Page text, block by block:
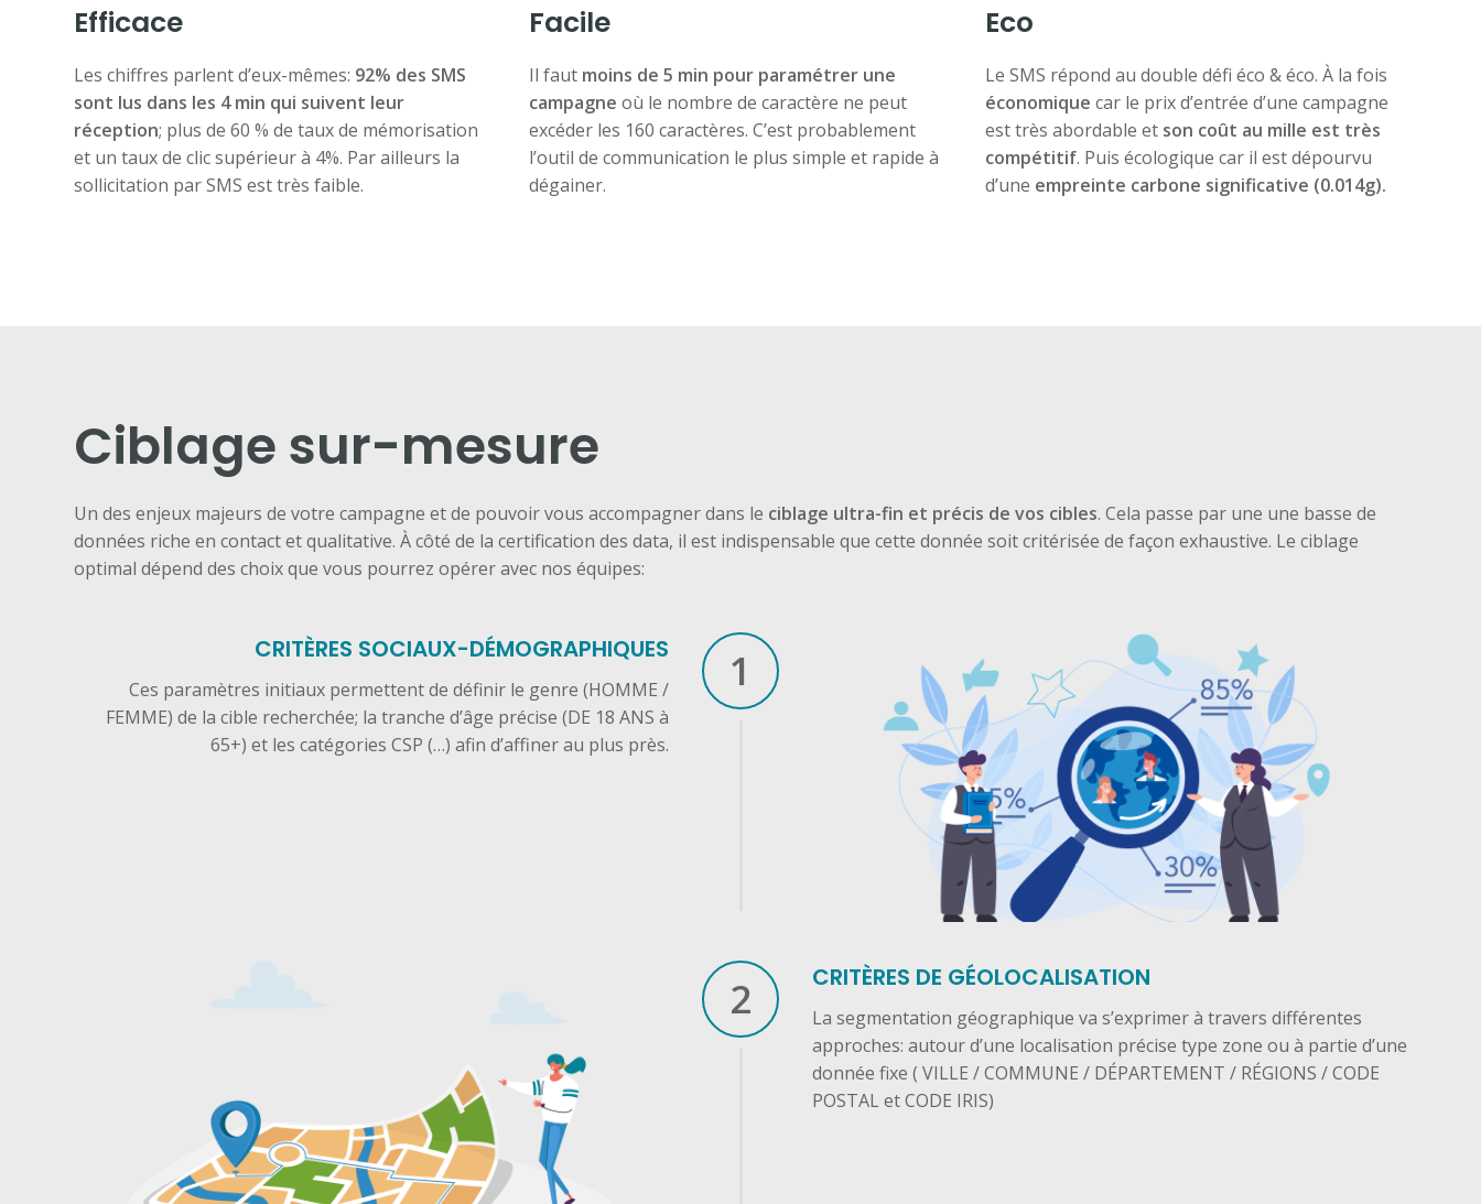
Efficace
Les chiffres parlent d’eux-mêmes: 92% des SMS
sont lus dans les 4 min qui suivent leur
réception; plus de 60 % de taux de mémorisation
et un taux de clic supérieur à 4%. Par ailleurs la
sollicitation par SMS est très faible.
Facile
Il faut moins de 5 min pour paramétrer une
campagne où le nombre de caractère ne peut
excéder les 160 caractères. C’est probablement
l’outil de communication le plus simple et rapide à
dégainer.
Eco
Le SMS répond au double défi éco & éco. À la fois
économique car le prix d’entrée d’une campagne
est très abordable et son coût au mille est très
compétitif. Puis écologique car il est dépourvu
d’une empreinte carbone significative (0.014g).
Ciblage sur-mesure
Un des enjeux majeurs de votre campagne et de pouvoir vous accompagner dans le ciblage ultra-fin et précis de vos cibles. Cela passe par une une basse de
données riche en contact et qualitative. À côté de la certification des data, il est indispensable que cette donnée soit critérisée de façon exhaustive. Le ciblage
optimal dépend des choix que vous pourrez opérer avec nos équipes:
1
CRITÈRES SOCIAUX-DÉMOGRAPHIQUES
Ces paramètres initiaux permettent de définir le genre (HOMME /
FEMME) de la cible recherchée; la tranche d’âge précise (DE 18 ANS à
65+) et les catégories CSP (…) afin d’affiner au plus près.
2 CRITÈRES DE GÉOLOCALISATION
La segmentation géographique va s’exprimer à travers différentes
approches: autour d’une localisation précise type zone ou à partie d’une
donnée fixe ( VILLE / COMMUNE / DÉPARTEMENT / RÉGIONS / CODE
POSTAL et CODE IRIS)